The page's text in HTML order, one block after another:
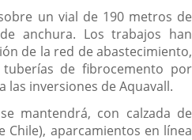
un vial de 190 metros de
anchura. Los trabajos han
de la red de abastecimiento,
de fibrocemento por
las inversiones de Aquavall.
mantendrá, con calzada de
Chile), aparcamientos en línea